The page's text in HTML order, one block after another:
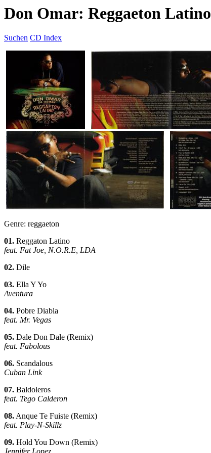
Don Omar: Reggaeton Latino
Suchen CD Index
Genre: reggaeton
01. Reggaton Latino
feat. Fat Joe, N.O.R.E, LDA
02. Dile
03. Ella Y Yo
Aventura
04. Pobre Diabla
feat. Mr. Vegas
05. Dale Don Dale (Remix)
feat. Fabolous
06. Scandalous
Cuban Link
07. Baldoleros
feat. Tego Calderon
08.Anque Te Fuiste (Remix)
feat. Play-N-Skillz
09. Hold You Down (Remix)